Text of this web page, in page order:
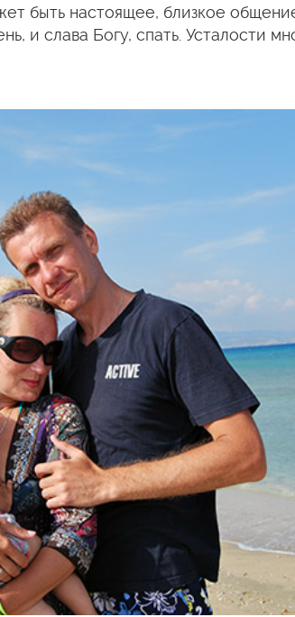
быть настоящее, близкое
и слава Богу, спать. Усталости